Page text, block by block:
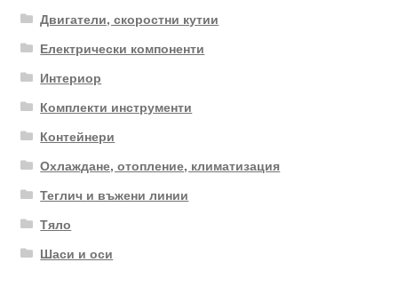
Двигатели, скоростни кутии
Електрически компоненти
Интериор
Комплекти инструменти
Контейнери
Охлаждане, отопление, климатизация
Теглич и въжени линии
Тяло
Шаси и оси